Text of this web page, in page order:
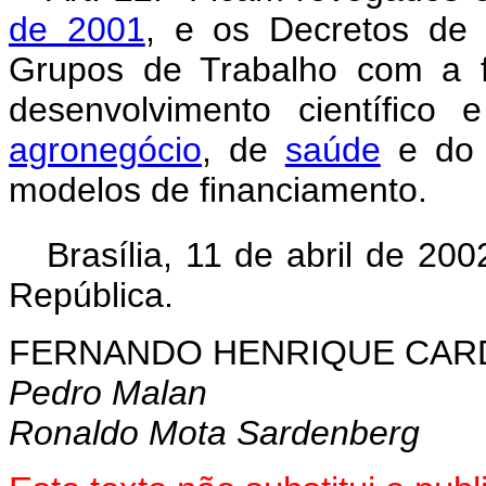
de 2001, e os Decretos
Grupos de Trabalho com a
desenvolvimento
agronegócio, de saúde e
modelos de financiamento.
Brasília, 11 de abril de
República.
FERNANDO HENRIQUE
Pedro Malan
Ronaldo Mota Sardenberg